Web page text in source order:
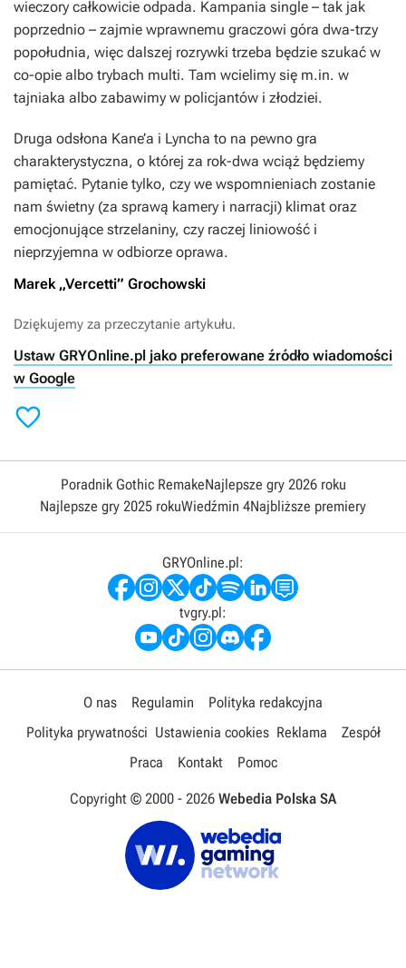
wieczory całkowicie odpada. Kampania single – tak jak
poprzednio – zajmie wprawnemu graczowi góra dwa-trzy
popołudnia, więc dalszej rozrywki trzeba będzie szukać w
co-opie albo trybach multi. Tam wcielimy się m.in. w
tajniaka albo zabawimy w policjantów i złodziei.
Druga odsłona Kane’a i Lyncha to na pewno gra
charakterystyczna, o której za rok-dwa wciąż będziemy
pamiętać. Pytanie tylko, czy we wspomnieniach zostanie
nam świetny (za sprawą kamery i narracji) klimat oraz
emocjonujące strzelaniny, czy raczej liniowość i
nieprzyjemna w odbiorze oprawa.
Marek „Vercetti” Grochowski
Dziękujemy za przeczytanie artykułu.
Ustaw GRYOnline.pl jako preferowane źródło wiadomości
w Google

Poradnik Gothic RemakeNajlepsze gry 2026 roku
Najlepsze gry 2025 rokuWiedźmin 4Najbliższe premiery
GRYOnline.pl:
tvgry.pl:
O nas Regulamin
Polityka redakcyjna
Polityka prywatności Ustawienia cookies Reklama
Zespół
Praca
Kontakt Pomoc
Copyright © 2000 - 2026 Webedia Polska SA